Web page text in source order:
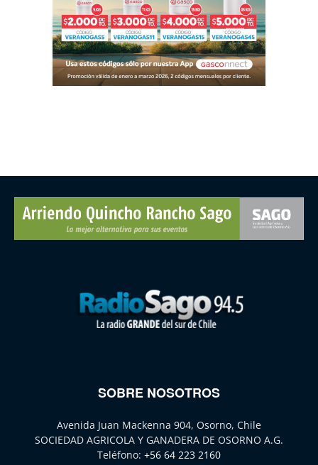
SOBRE NOSOTROS
Avenida Juan Mackenna 904, Osorno, Chile
SOCIEDAD AGRICOLA Y GANADERA DE OSORNO A.G.
Teléfono: +56 64 223 2160